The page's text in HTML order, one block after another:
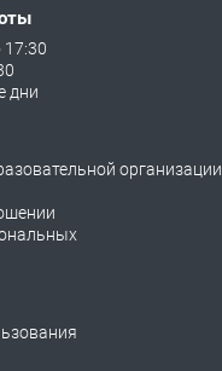
17:30
дни
организации